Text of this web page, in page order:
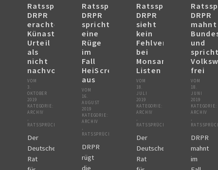
Ratsspruch
DRPR
erachtet
Künast-
Urteil
als
nicht
nachvollziehbar
VOM
3.
OKTOBER
2019
KATEGORIE:
ARCHIV
,
RATSSPRÜCHE
Der
Deutsche
Rat
Ratsspruch
DRPR
spricht
eine
Rüge
im
Fall
HeiScreen
aus
VOM
16.
AUGUST
2019
KATEGORIE:
ARCHIV
,
RATSSPRÜCHE
DRPR
rügt
die
Ratsspruch
DRPR
sieht
kein
Fehlverhalten
bei
Monsanto-
Listen
VOM
18.
JULI
2019
KATEGORIE:
ARCHIV
,
RATSSPRÜCHE
Der
Deutsche
Rat
DRPR
mahnt
und
frei
VOM
18.
JUNI
2019
KATEGORIE:
ARCHIV
,
DRPR
mahnt
im